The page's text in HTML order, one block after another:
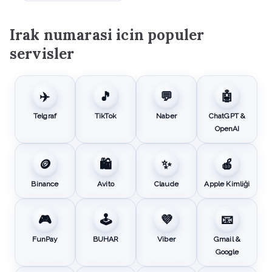
Irak numarasi icin populer
servisler
✈️
Telgraf
🎵
TikTok
💬
Naber
🤖
ChatGPT &
OpenAI
🪙
Binance
🛍️
Avito
✨
Claude
🍎
Apple Kimliği
🎮
FunPay
🕹️
BUHAR
💜
Viber
📧
Gmail &
Google